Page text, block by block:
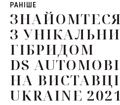
РАНІШЕ
ЗНАЙОМТЕСЯ
З
ГІБРИДОМ
DS
НА ВИСТАВЦІ
UKRAINE